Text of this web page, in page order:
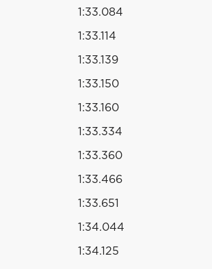
1:33.084
1:33.114
1:33.139
1:33.150
1:33.160
1:33.334
1:33.360
1:33.466
1:33.651
1:34.044
1:34.125